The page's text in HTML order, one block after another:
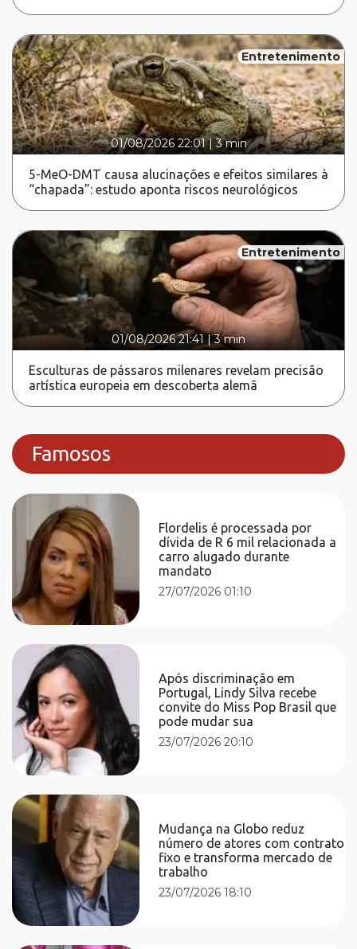
Entretenimento
01/08/2026 22:01|3 min
5-MeO-DMT causa alucinações e efeitos similares à
“chapada”: estudo aponta riscos neurológicos
Entretenimento
01/08/2026 21:41 |3 min
Esculturas de pássaros milenares revelam precisão
artística europeia em descoberta alemã
Famosos
Flordelis é processada por
dívida de R 6 mil relacionada a
carro alugado durante
mandato
27/07/2026 01:10
Após discriminação em
Portugal, Lindy Silva recebe
convite do Miss Pop Brasil que
pode mudar sua
23/07/2026 20:10
Mudança na Globo reduz
número de atores com contrato
fixo e transforma mercado de
trabalho
23/07/2026 18:10